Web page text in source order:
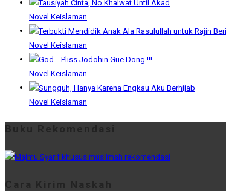
Novel Keislaman
Novel Keislaman
Novel Keislaman
Novel Keislaman
Buku Rekomendasi
Cara Kirim Naskah